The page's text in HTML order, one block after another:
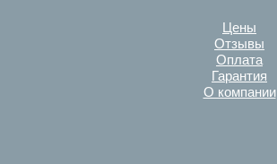
Цены
Отзывы
Оплата
Гарантия
О компании